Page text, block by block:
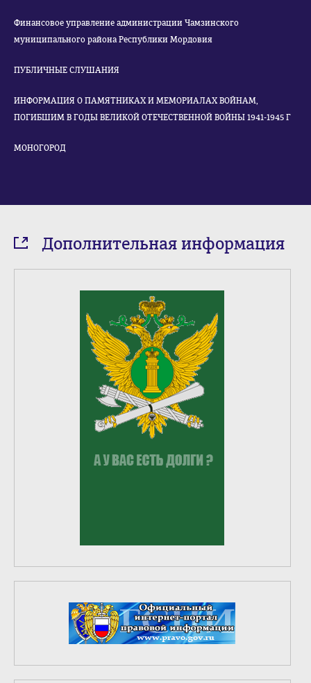
Финансовое управление администрации Чамзинского
муниципального района Республики Мордовия
ПУБЛИЧНЫЕ СЛУШАНИЯ
ИНФОРМАЦИЯ О ПАМЯТНИКАХ И МЕМОРИАЛАХ ВОЙНАМ,
ПОГИБШИМ В ГОДЫ ВЕЛИКОЙ ОТЕЧЕСТВЕННОЙ ВОЙНЫ 1941-1945 Г
МОНОГОРОД
Дополнительная информация